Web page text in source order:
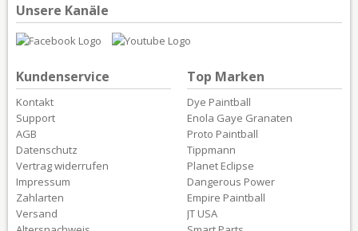
Unsere Kanäle
Kundenservice
Kontakt
Support
AGB
Datenschutz
Vertrag widerrufen
Impressum
Zahlarten
Versand
Top Marken
Dye Paintball
Enola Gaye Granaten
Proto Paintball
Tippmann
Planet Eclipse
Dangerous Power
Empire Paintball
JT USA